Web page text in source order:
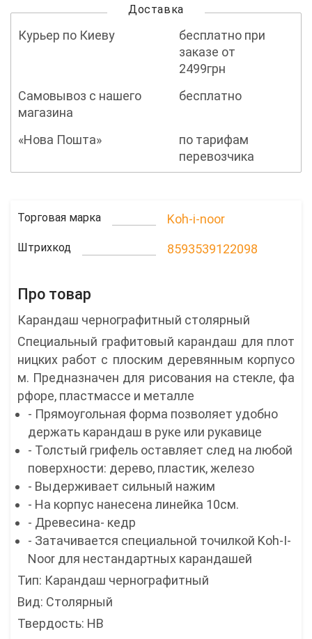
Доставка
Курьер по Киеву
бесплатно при
заказе от
2499грн
Самовывоз с нашего
магазина
бесплатно
«Нова Пошта»
по тарифам
перевозчика
Торговая марка Koh-i-noor
Штрихкод 8593539122098
Про товар
Карандаш чернографитный столярный
Специальный графитовый карандаш для плот
ницких работ с плоским деревянным корпусо
м. Предназначен для рисования на стекле, фа
рфоре, пластмассе и металле
- Прямоугольная форма позволяет удобно
держать карандаш в руке или рукавице
- Толстый грифель оставляет след на любой
поверхности: дерево, пластик, железо
- Выдерживает сильный нажим
- На корпус нанесена линейка 10см.
- Древесина- кедр
- Затачивается специальной точилкой Koh-I-
Noor для нестандартных карандашей
Тип: Карандаш чернографитный
Вид: Столярный
Твердость: HB